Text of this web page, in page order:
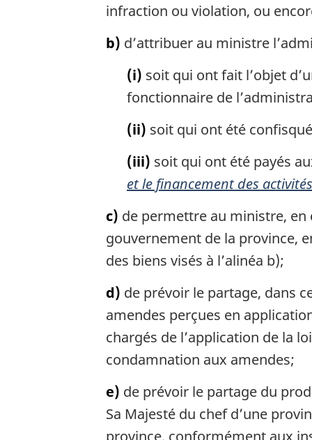
infraction ou violation, ou
b) d’attribuer au ministre
(i) soit qui ont fait l’objet
fonctionnaire de
(ii) soit qui ont été
(iii) soit qui ont été payés
et le financement des
c) de permettre au ministre, en
gouvernement de la province,
des biens visés à l’alinéa b);
d) de prévoir le partage, dans
amendes perçues en
chargés de l’application de la
condamnation aux amendes;
e) de prévoir le partage du
Sa Majesté du chef d’une
province, conformément aux